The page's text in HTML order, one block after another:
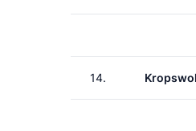
14.